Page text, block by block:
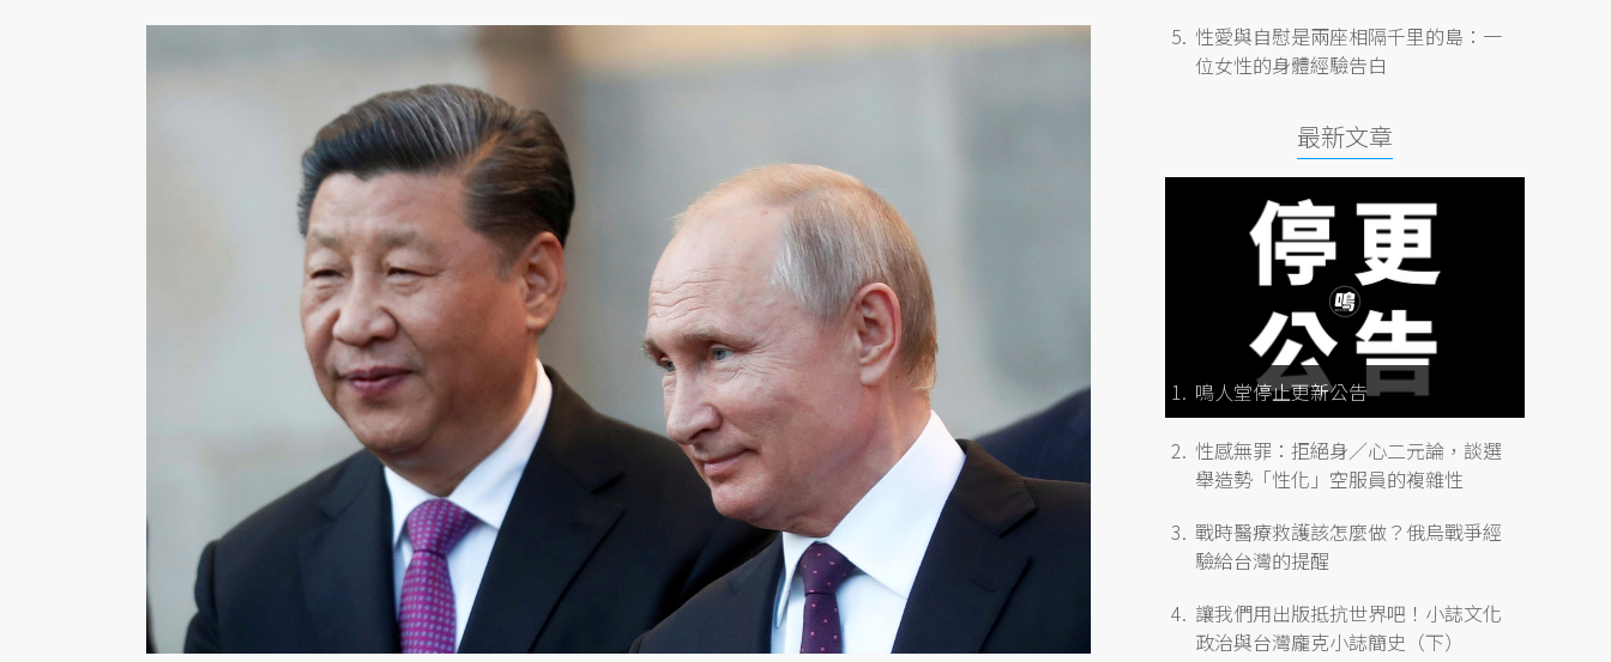
性愛與自慰是兩座相隔千里的島：一
位女性的身體經驗告白
最新文章
鳴人堂停止更新公告
性感無罪：拒絕身／心二元論，談選
舉造勢「性化」空服員的複雜性
戰時醫療救護該怎麼做？俄烏戰爭經
驗給台灣的提醒
讓我們用出版抵抗世界吧！小誌文化
政治與台灣龐克小誌簡史（下）